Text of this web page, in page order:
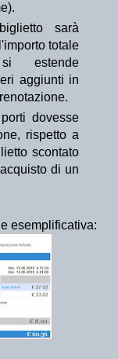
sarà
totale
estende
aggiunti in
dovesse
rispetto a
scontato
di un
esemplificativa: